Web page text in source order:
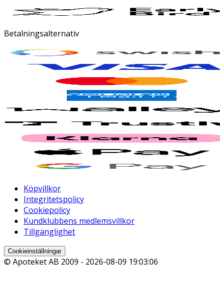
Betalningsalternativ
Köpvillkor
Integritetspolicy
Cookiepolicy
Kundklubbens medlemsvillkor
Tillgänglighet
Cookieinställningar
© Apoteket AB 2009 - 2026-08-09 19:03:06